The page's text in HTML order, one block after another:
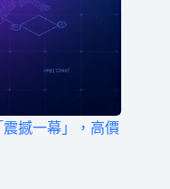
撼一幕」，高價